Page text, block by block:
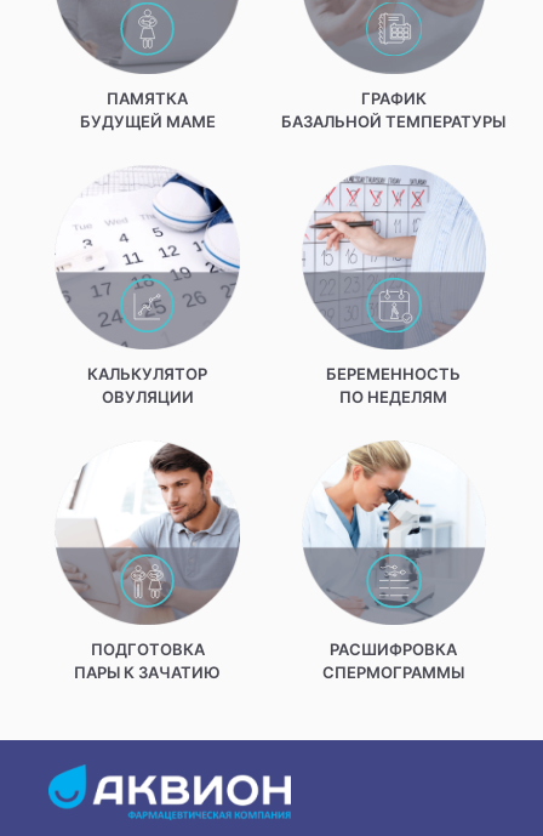
ПАМЯТКА
БУДУЩЕЙ МАМЕ
ГРАФИК
БАЗАЛЬНОЙ ТЕМПЕРАТУРЫ
КАЛЬКУЛЯТОР
ОВУЛЯЦИИ
БЕРЕМЕННОСТЬ
ПО НЕДЕЛЯМ
ПОДГОТОВКА
ПАРЫ К ЗАЧАТИЮ
РАСШИФРОВКА
СПЕРМОГРАММЫ